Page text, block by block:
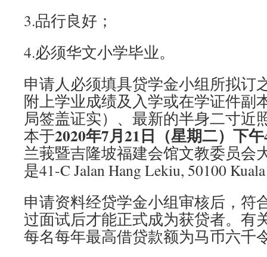
3.品行良好；
4.必须华文小学毕业。
申请人必须填具贷学金小组所拟订
附上学业成绩及入学或在学证件副
局签盖证实）、最新的半身二寸近
本于2020年7月21日（星期二）下午
兰莪暨吉隆坡福建会馆文教委员会
是41-C Jalan Hang Lekiu, 50100
申请资料经贷学金小组审核后，符
过面试后才能正式成为获贷者。有
每名每年最高借贷款额为马币六千